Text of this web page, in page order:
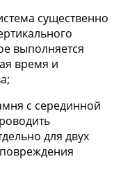
существенно
выполняется
время и
с серединной
для двух